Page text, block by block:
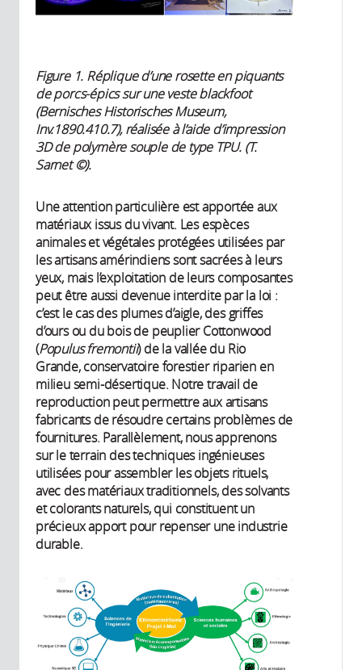
Figure 1. Réplique d’une rosette en piquants
de porcs-épics sur une veste blackfoot
(Bernisches Historisches Museum,
Inv.1890.410.7), réalisée à l’aide d’impression
3D de polymère souple de type TPU. (T.
Sarnet ©).
Une attention particulière est apportée aux
matériaux issus du vivant. Les espèces
animales et végétales protégées utilisées par
les artisans amérindiens sont sacrées à leurs
yeux, mais l’exploitation de leurs composantes
peut être aussi devenue interdite par la loi :
c’est le cas des plumes d’aigle, des griffes
d’ours ou du bois de peuplier Cottonwood
(Populus fremontii) de la vallée du Rio
Grande, conservatoire forestier riparien en
milieu semi-désertique. Notre travail de
reproduction peut permettre aux artisans
fabricants de résoudre certains problèmes de
fournitures. Parallèlement, nous apprenons
sur le terrain des techniques ingénieuses
utilisées pour assembler les objets rituels,
avec des matériaux traditionnels, des solvants
et colorants naturels, qui constituent un
précieux apport pour repenser une industrie
durable.